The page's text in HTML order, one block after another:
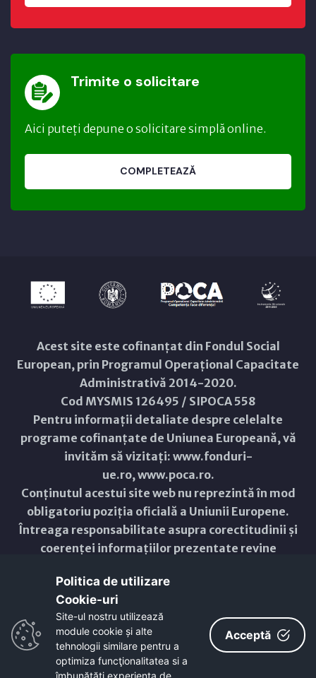
Trimite o solicitare
Aici puteți depune o solicitare simplă online.
COMPLETEAZĂ
Acest site este cofinanțat din Fondul Social
European, prin Programul Operațional Capacitate
Administrativă 2014-2020.
Cod MYSMIS 126495 / SIPOCA 558
Pentru informații detaliate despre celelalte
programe cofinanțate de Uniunea Europeană, vă
invităm să vizitați: www.fonduri-
ue.ro,www.poca.ro.
Conținutul acestui site web nu reprezintă în mod
obligatoriu poziția oficială a Uniunii Europene.
Întreaga responsabilitate asupra corectitudinii și
coerenței informațiilor prezentate revine
Copyright © 2021 - 2026 -
ResponsiveVoice
Non-Commercial License
Politica de utilizare
Cookie-uri‎
Site-ul nostru utilizează
module cookie și alte
tehnologii similare pentru a
optimiza funcţionalitatea si a
îmbunătăţi experienţa de
Acceptă